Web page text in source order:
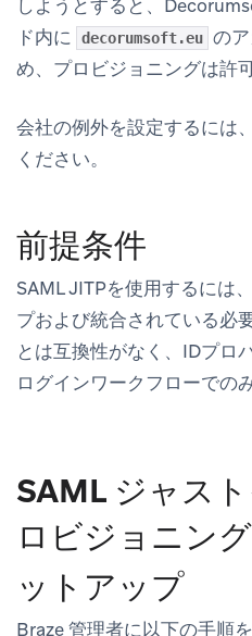
しようとすると、
ド内に
decorumsoft.eu の
め、プロビジョニングは許
会社の例外を設定するには、
ください。
前提条件
SAML JITPを使用するには
プおよび統合されている必
とは互換性がなく、IDプロ
ログインワークフローでの
SAML ジャス
ロビジョニン
ットアップ
Braze 管理者に以下の手順